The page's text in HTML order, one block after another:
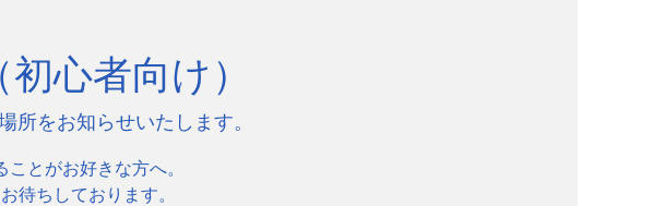
心者向け）
所をお知らせいたします。
とがお好きな方へ。
待ちしております。